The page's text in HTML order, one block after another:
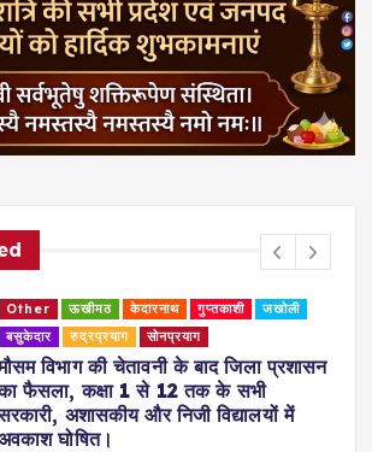
Other ऊखीमठ केदारनाथ गुप्तकाशी
जखोली
बसुकेदार
रुद्रप्रयाग सोनप्रयाग
विभाग की चेतावनी के बाद जिला प्रशासन
फैसला, कक्षा 1 से 12 तक के सभी
अशासकीय और निजी विद्यालयों में
घोषित।